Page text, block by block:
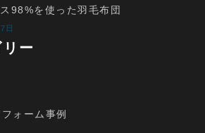
98%を使った羽毛布団
日
ー
ォーム事例